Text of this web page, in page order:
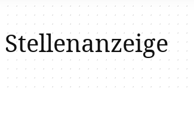
Stellenanzeige